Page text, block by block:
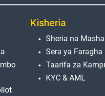
Kisheria
Sheria na
Sera ya Faragha
Taarifa za
KYC & AML